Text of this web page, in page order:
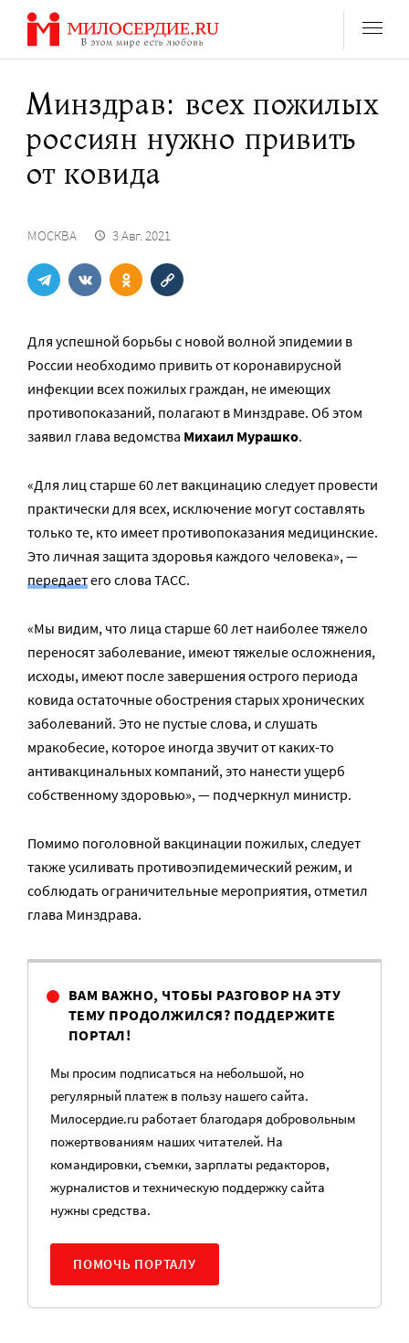
Перейти
содержанию
Минздрав: всех пожилых
россиян нужно привить
от ковида
МОСКВА 3 Авг. 2021
Для успешной борьбы с новой волной эпидемии в
России необходимо привить от коронавирусной
инфекции всех пожилых граждан, не имеющих
противопоказаний, полагают в Минздраве. Об этом
заявил глава ведомства Михаил Мурашко.
«Для лиц старше 60 лет вакцинацию следует провести
практически для всех, исключение могут составлять
только те, кто имеет противопоказания медицинские.
Это личная защита здоровья каждого человека», —
передаетего слова ТАСС.
«Мы видим, что лица старше 60 лет наиболее тяжело
переносят заболевание, имеют тяжелые осложнения,
исходы, имеют после завершения острого периода
ковида остаточные обострения старых хронических
заболеваний. Это не пустые слова, и слушать
мракобесие, которое иногда звучит от каких-то
антивакцинальных компаний, это нанести ущерб
собственному здоровью», — подчеркнул министр.
Помимо поголовной вакцинации пожилых, следует
также усиливать противоэпидемический режим, и
соблюдать ограничительные мероприятия, отметил
глава Минздрава.
ВАМ ВАЖНО, ЧТОБЫ РАЗГОВОР НА ЭТУ
ТЕМУ ПРОДОЛЖИЛСЯ? ПОДДЕРЖИТЕ
ПОРТАЛ!
Мы просим подписаться на небольшой, но
регулярный платеж в пользу нашего сайта.
Милосердие.ru работает благодаря добровольным
пожертвованиям наших читателей. На
командировки, съемки, зарплаты редакторов,
журналистов и техническую поддержку сайта
нужны средства.
ПОМОЧЬ ПОРТАЛУ